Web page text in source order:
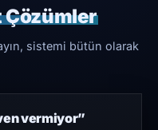
Çözümler
sistemi bütün olarak
vermiyor”